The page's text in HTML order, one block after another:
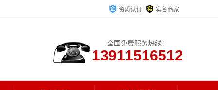
资质认证 实名商家
全国免费服务热线：
13911516512